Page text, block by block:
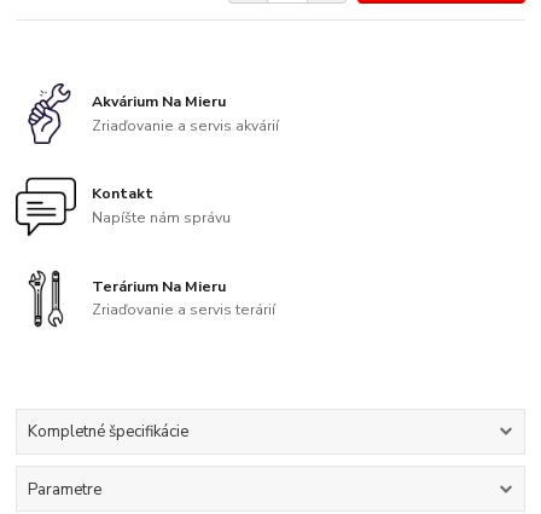
Akvárium Na Mieru
Zriaďovanie a servis akvárií
Kontakt
Napíšte nám správu
Terárium Na Mieru
Zriaďovanie a servis terárií
Kompletné špecifikácie
Parametre